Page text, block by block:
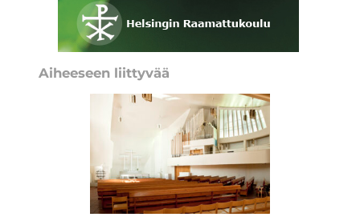
Aiheeseen liittyvää